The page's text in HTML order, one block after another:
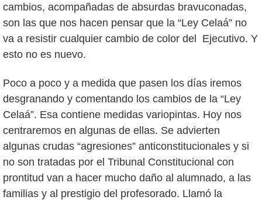
cambios, acompañadas de absurdas bravuconadas,
son las que nos hacen pensar que la “Ley Celaá” no
va a resistir cualquier cambio de color del Ejecutivo. Y
esto no es nuevo.
Poco a poco y a medida que pasen los días iremos
desgranando y comentando los cambios de la “Ley
Celaá”. Esa contiene medidas variopintas. Hoy nos
centraremos en algunas de ellas. Se advierten
algunas crudas “agresiones” anticonstitucionales y si
no son tratadas por el Tribunal Constitucional con
prontitud van a hacer mucho daño al alumnado, a las
familias y al prestigio del profesorado. Llamó la